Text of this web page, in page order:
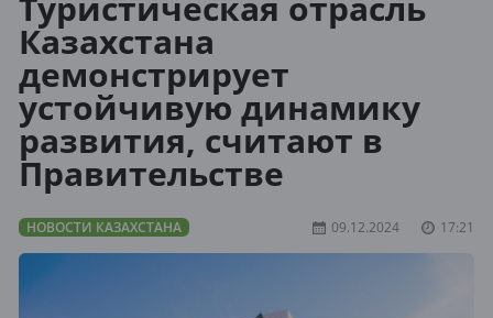
Казахстана
демонстрирует
устойчивую динамику
развития, считают в
Правительстве
НОВОСТИ КАЗАХСТАНА 09.12.2024 17:21